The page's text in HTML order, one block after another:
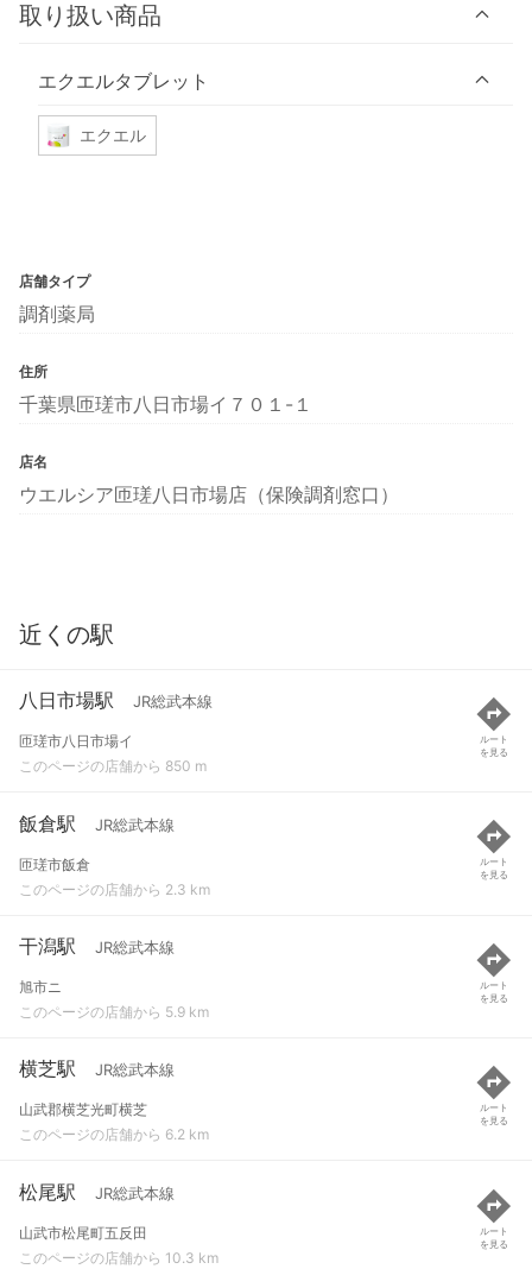
取り扱い商品
エクエルタブレット
エクエル
店舗タイプ
調剤薬局
住所
千葉県匝瑳市八日市場イ７０１-１
店名
ウエルシア匝瑳八日市場店（保険調剤窓口）
近くの駅
八日市場駅 JR総武本線
匝瑳市八日市場イ
このページの店舗から 850 m
ルート
を見る
飯倉駅 JR総武本線
匝瑳市飯倉
このページの店舗から 2.3 km
ルート
を見る
干潟駅 JR総武本線
旭市ニ
このページの店舗から 5.9 km
ルート
を見る
横芝駅 JR総武本線
山武郡横芝光町横芝
このページの店舗から 6.2 km
ルート
を見る
松尾駅 JR総武本線
山武市松尾町五反田
このページの店舗から 10.3 km
ルート
を見る